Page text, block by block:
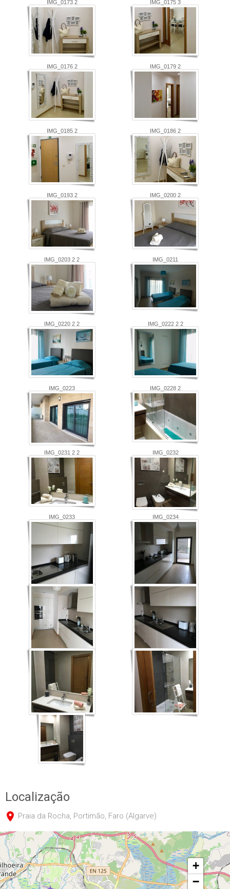
IMG_0173 2 IMG_0175 3
IMG_0176 2 IMG_0179 2
IMG_0185 2 IMG_0186 2
IMG_0193 2 IMG_0200 2
IMG_0203 2 2 IMG_0211
IMG_0220 2 2 IMG_0222 2 2
IMG_0223 IMG_0228 2
IMG_0231 2 2 IMG_0232
IMG_0233 IMG_0234
IMG_0236 IMG_0237
IMG_0239
IMG_0242
Localização
Praia da Rocha, Portimão, Faro (Algarve)
+
−